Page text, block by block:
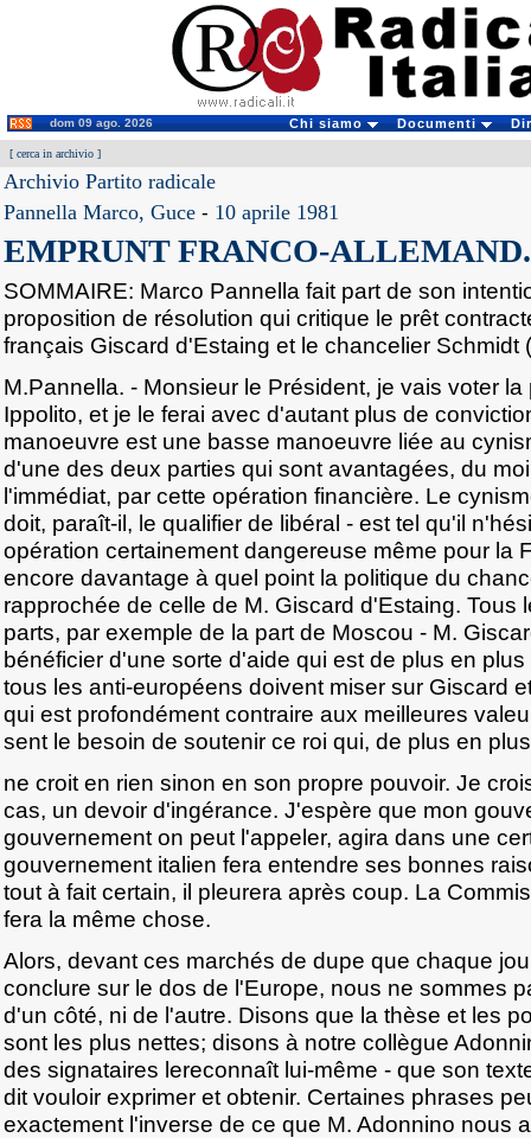
dom 09 ago. 2026 Chi siamo Documenti
[ cerca in archivio ]
Archivio Partito radicale
Pannella Marco, Guce - 10 aprile 1981
EMPRUNT FRANCO-ALLEMAND.
SOMMAIRE: Marco Pannella fait part de son
proposition de résolution qui critique le prêt
français Giscard d'Estaing et le chancelier Schmidt
M.Pannella. - Monsieur le Président, je vais voter
Ippolito, et je le ferai avec d'autant plus de
manoeuvre est une basse manoeuvre liée au
d'une des deux parties qui sont avantagées, du
l'immédiat, par cette opération financière. Le
doit, paraît-il, le qualifier de libéral - est tel qu'il
opération certainement dangereuse même pour la
encore davantage à quel point la politique du
rapprochée de celle de M. Giscard d'Estaing. Tous
parts, par exemple de la part de Moscou - M.
bénéficier d'une sorte d'aide qui est de plus en
tous les anti-européens doivent miser sur Giscard
qui est profondément contraire aux meilleures
sent le besoin de soutenir ce roi qui, de plus en
ne croit en rien sinon en son propre pouvoir. Je
cas, un devoir d'ingérance. J'espère que mon
gouvernement on peut l'appeler, agira dans une
gouvernement italien fera entendre ses bonnes
tout à fait certain, il pleurera après coup. La
fera la même chose.
Alors, devant ces marchés de dupe que chaque
conclure sur le dos de l'Europe, nous ne sommes
d'un côté, ni de l'autre. Disons que la thèse et les
sont les plus nettes; disons à notre collègue
des signataires lereconnaît lui-même - que son
dit vouloir exprimer et obtenir. Certaines phrases
exactement l'inverse de ce que M. Adonnino nous